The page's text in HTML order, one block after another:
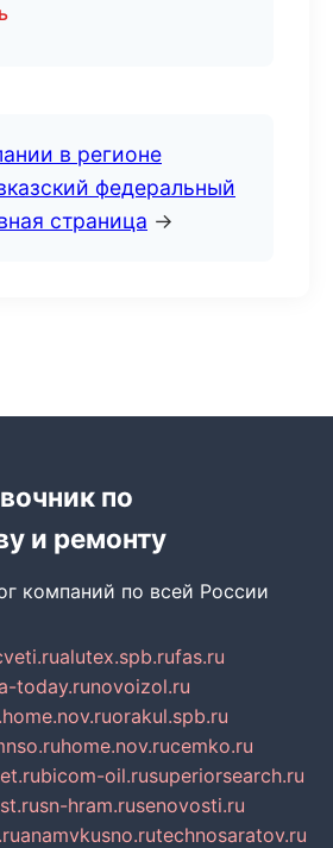
в регионе
федеральный
страница →
по
и ремонту
компаний по всей России
alutex.spb.rufas.ru
today.runovoizol.ru
orakul.spb.ru
home.nov.rucemko.ru
bicom-oil.rusuperiorsearch.ru
sn-hram.rusenovosti.ru
anamvkusno.rutechnosaratov.ru